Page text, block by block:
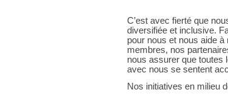
C’est avec fierté que
diversifiée et inclusive.
pour nous et nous aide
membres, nos
nous assurer que toutes
avec nous se sentent
Nos initiatives en milieu